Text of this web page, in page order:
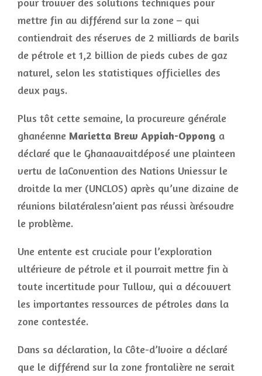
mettre fin au différend sur la zone – qui
contiendrait des réserves de 2 milliards de barils
de pétrole et 1,2 billion de pieds cubes de gaz
naturel, selon les statistiques officielles des
deux pays.
Plus tôt cette semaine, la procureure générale
ghanéenne Marietta Brew Appiah-Oppong a
déclaré que le Ghanaavaitdéposé une plainteen
vertu de laConvention des Nations Uniessur le
droitde la mer (UNCLOS) après qu’une dizaine de
réunions bilatéralesn’aient pas réussi àrésoudre
le problème.
Une entente est cruciale pour l’exploration
ultérieure de pétrole et il pourrait mettre fin à
toute incertitude pour Tullow, qui a découvert
les importantes ressources de pétroles dans la
zone contestée.
Dans sa déclaration, la Côte-d’Ivoire a déclaré
que le différend sur la zone frontalière ne serait